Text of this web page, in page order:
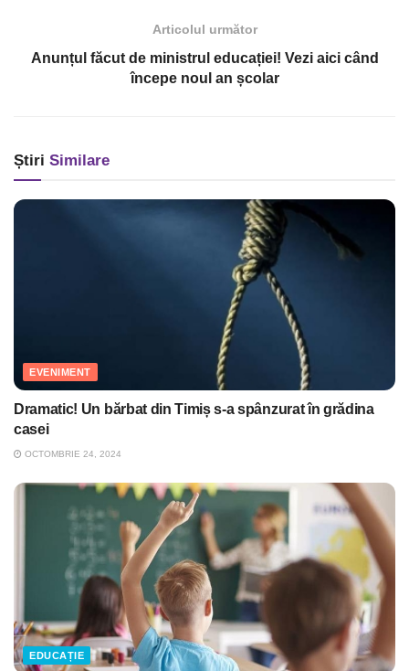
Articolul următor
Anunțul făcut de ministrul educației! Vezi aici când
începe noul an școlar
Știri Similare
EVENIMENT
Dramatic! Un bărbat din Timiș s-a spânzurat în grădina
casei
OCTOMBRIE 24, 2024
EDUCAȚIE